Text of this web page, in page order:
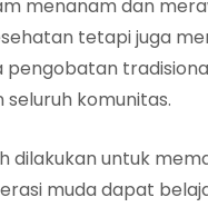
menanam dan
tetapi juga
komunitas.
dilakukan untuk
muda dapat